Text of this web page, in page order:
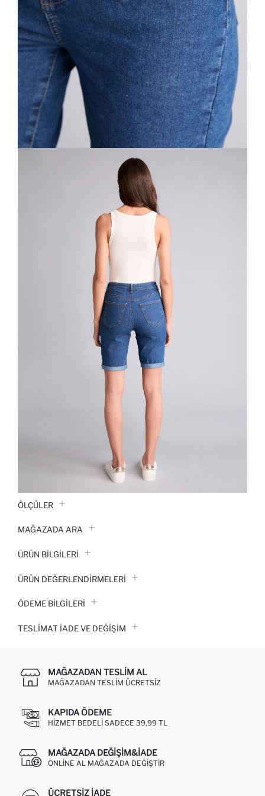
ÖLÇÜLER
MAĞAZADA ARA
ÜRÜN BILGILERI
ÜRÜN DEĞERLENDİRMELERİ
ÖDEME BİLGİLERİ
TESLIMAT İADE VE DEĞIŞIM
MAĞAZADAN TESLIM AL
MAĞAZADAN TESLIM ÜCRETSIZ
KAPIDA ÖDEME
HIZMET BEDELI SADECE 39,99 TL
MAĞAZADA DEĞIŞIM&İADE
ONLINE AL MAĞAZADA DEĞIŞTIR
ÜCRETSIZ IADE